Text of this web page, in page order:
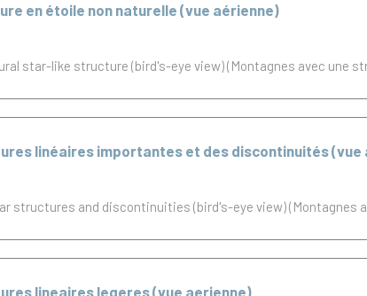
en étoile non naturelle (vue aérienne)
star-like structure (bird's-eye view) (Montagnes avec une
linéaires importantes et des discontinuités (vue
structures and discontinuities (bird's-eye view)
lineaires legeres (vue aerienne)